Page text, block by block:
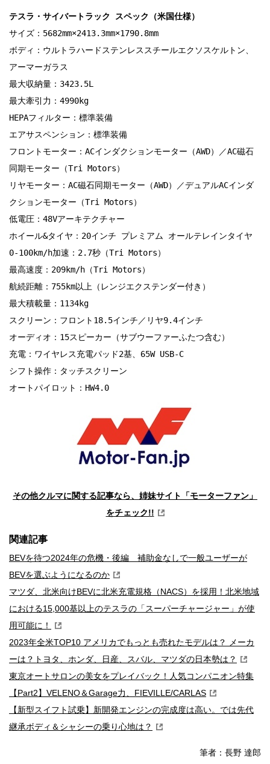
テスラ・サイバートラック スペック（米国仕様）
サイズ：5682mm×2413.3mm×1790.8mm
ボディ：ウルトラハードステンレススチールエクソスケルトン、
アーマーガラス
最大収納量：3423.5L
最大牽引力：4990kg
HEPAフィルター：標準装備
エアサスペンション：標準装備
フロントモーター：ACインダクションモーター（AWD）／AC磁石
同期モーター（Tri Motors）
リヤモーター：AC磁石同期モーター（AWD）／デュアルACインダ
クションモーター（Tri Motors）
低電圧：48Vアーキテクチャー
ホイール&タイヤ：20インチ プレミアム オールテレインタイヤ
0-100km/h加速：2.7秒（Tri Motors）
最高速度：209km/h（Tri Motors）
航続距離：755km以上（レンジエクステンダー付き）
最大積載量：1134kg
スクリーン：フロント18.5インチ／リヤ9.4インチ
オーディオ：15スピーカー（サブウーファーふたつ含む）
充電：ワイヤレス充電パッド2基、65W USB-C
シフト操作：タッチスクリーン
オートパイロット：HW4.0
その他クルマに関する記事なら、姉妹サイト「モーターファン」
をチェック!!
関連記事
BEVを待つ2024年の危機・後編 補助金なしで一般ユーザーが
BEVを選ぶようになるのか
マツダ、北米向けBEVに北米充電規格（NACS）を採用！北米地域
における15,000基以上のテスラの「スーパーチャージャー」が使
用可能に！
2023年全米TOP10 アメリカでもっとも売れたモデルは？ メーカ
ーは？トヨタ、ホンダ、日産、スバル、マツダの日本勢は？
東京オートサロンの美女をプレイバック！人気コンパニオン特集
【Part2】VELENO＆Garage力、FIEVILLE/CARLAS
【新型スイフト試乗】新開発エンジンの完成度は高い。では先代
継承ボディ＆シャシーの乗り心地は？
筆者：長野 達郎